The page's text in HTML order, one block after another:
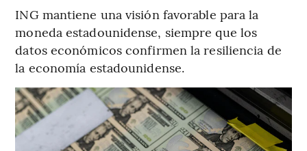
ING mantiene una visión favorable para la
moneda estadounidense, siempre que los
datos económicos confirmen la resiliencia de
la economía estadounidense.